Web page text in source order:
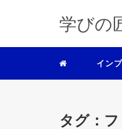
学びの
イン
タグ：